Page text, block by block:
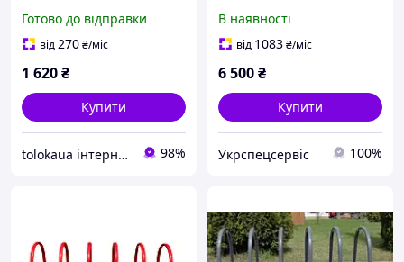
Готово до відправки
від270₴/міс
1 620₴
Купити
tolokaua інтернет-магазин товарів для дому 98%
В наявності
від 1083₴/міс
6 500₴
Купити
Укрспецсервіс 100%